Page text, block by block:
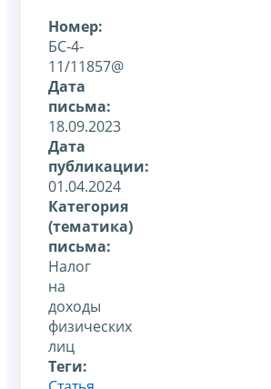
Номер:
БС-4-
11/11857@
Дата
письма:
18.09.2023
Дата
публикации:
01.04.2024
Категория
(тематика)
письма:
Налог
на
доходы
физических
лиц
Теги: